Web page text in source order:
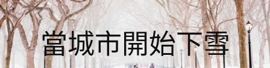
當城市開始下雪